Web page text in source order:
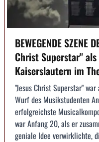
BEWEGENDE SZENE
Christ Superstar"
Kaiserslautern im
"Jesus Christ Superstar"
Wurf des Musikstudenten
erfolgreichste
war Anfang 20, als er
geniale Idee verwirklichte,